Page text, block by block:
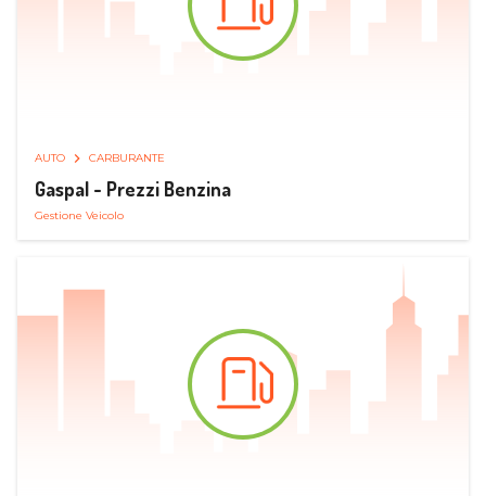
AUTO CARBURANTE
Gaspal - Prezzi Benzina
Gestione Veicolo